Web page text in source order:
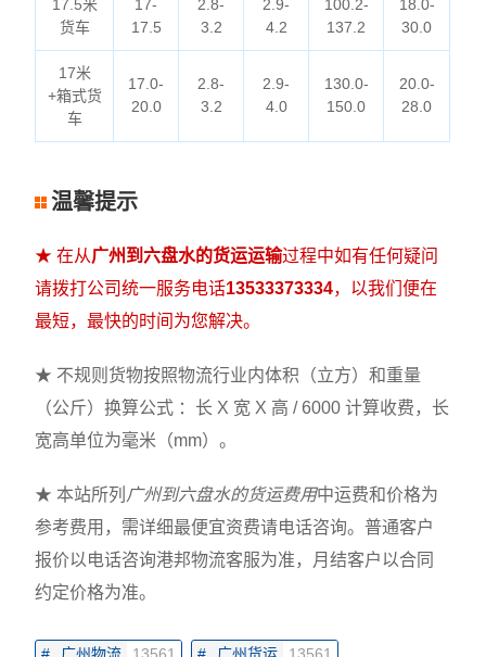
17.5米
货车
17-
17.5
2.8-
3.2
2.9-
4.2
100.2-
137.2
18.0-
30.0
17米
+箱式货
车
17.0-
20.0
2.8-
3.2
2.9-
4.0
130.0-
150.0
20.0-
28.0
温馨提示
★ 在从广州到六盘水的货运运输过程中如有任何疑问
请拨打公司统一服务电话13533373334，以我们便在
最短，最快的时间为您解决。
★ 不规则货物按照物流行业内体积（立方）和重量
（公斤）换算公式 ：长 X 宽 X 高 / 6000 计算收费，长
宽高单位为毫米（mm）。
★ 本站所列 广州到六盘水的货运费用中运费和价格为
参考费用，需详细最便宜资费请电话咨询。普通客户
报价以电话咨询港邦物流客服为准，月结客户以合同
约定价格为准。